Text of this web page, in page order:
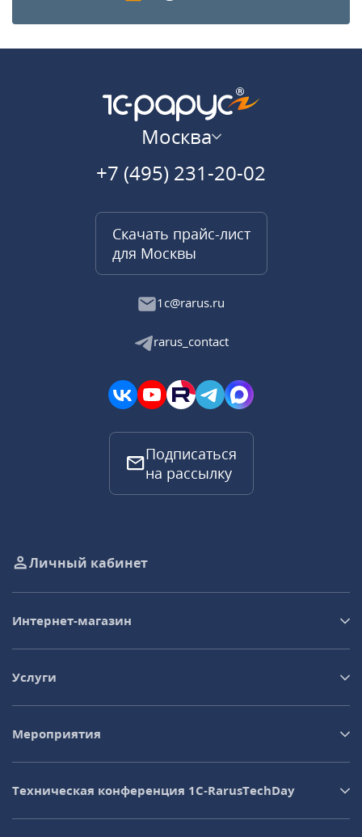
Москва
+7 (495) 231-20-02
Скачать прайс-лист
для Москвы
1c@rarus.ru
rarus_contact
Подписаться
на рассылку
Личный кабинет
Интернет-магазин
Услуги
Мероприятия
Техническая конференция 1C‑RarusTechDay